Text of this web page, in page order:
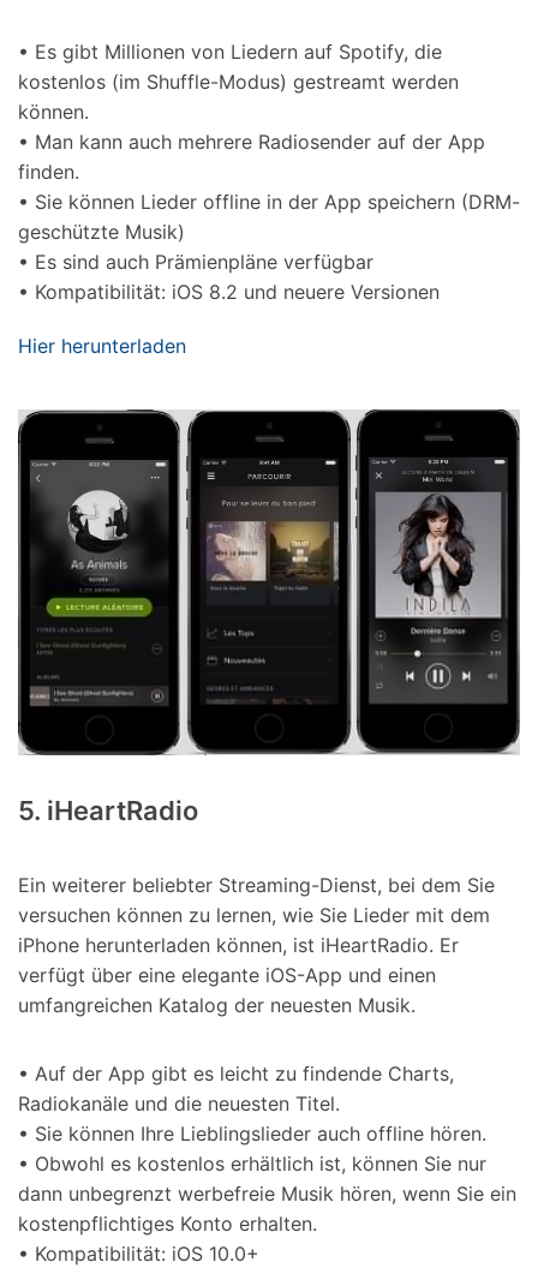
• Es gibt Millionen von Liedern auf Spotify, die
kostenlos (im Shuffle-Modus) gestreamt werden
können.
• Man kann auch mehrere Radiosender auf der App
finden.
• Sie können Lieder offline in der App speichern (DRM-
geschützte Musik)
• Es sind auch Prämienpläne verfügbar
• Kompatibilität: iOS 8.2 und neuere Versionen
Hier herunterladen
5. iHeartRadio
Ein weiterer beliebter Streaming-Dienst, bei dem Sie
versuchen können zu lernen, wie Sie Lieder mit dem
iPhone herunterladen können, ist iHeartRadio. Er
verfügt über eine elegante iOS-App und einen
umfangreichen Katalog der neuesten Musik.
• Auf der App gibt es leicht zu findende Charts,
Radiokanäle und die neuesten Titel.
• Sie können Ihre Lieblingslieder auch offline hören.
• Obwohl es kostenlos erhältlich ist, können Sie nur
dann unbegrenzt werbefreie Musik hören, wenn Sie ein
kostenpflichtiges Konto erhalten.
• Kompatibilität: iOS 10.0+